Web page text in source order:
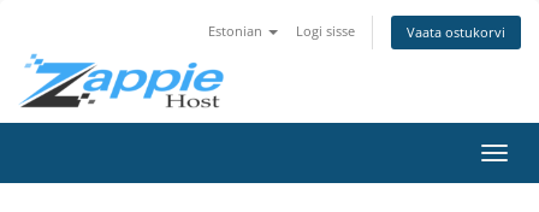
Estonian Logi sisse Vaata ostukorvi